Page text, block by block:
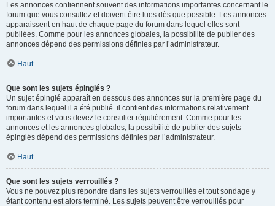
Les annonces contiennent souvent des informations importantes concernant le
forum que vous consultez et doivent être lues dès que possible. Les annonces
apparaissent en haut de chaque page du forum dans lequel elles sont
publiées. Comme pour les annonces globales, la possibilité de publier des
annonces dépend des permissions définies par l’administrateur.
Haut
Que sont les sujets épinglés ?
Un sujet épinglé apparaît en dessous des annonces sur la première page du
forum dans lequel il a été publié. il contient des informations relativement
importantes et vous devez le consulter régulièrement. Comme pour les
annonces et les annonces globales, la possibilité de publier des sujets
épinglés dépend des permissions définies par l’administrateur.
Haut
Que sont les sujets verrouillés ?
Vous ne pouvez plus répondre dans les sujets verrouillés et tout sondage y
étant contenu est alors terminé. Les sujets peuvent être verrouillés pour